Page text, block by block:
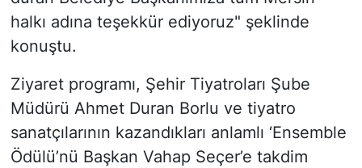
halkı adına teşekkür ediyoruz" şeklinde
konuştu.
Ziyaret programı, Şehir Tiyatroları Şube
Müdürü Ahmet Duran Borlu ve tiyatro
sanatçılarının kazandıkları anlamlı ‘Ensemble
Ödülü’nü Başkan Vahap Seçer’e takdim